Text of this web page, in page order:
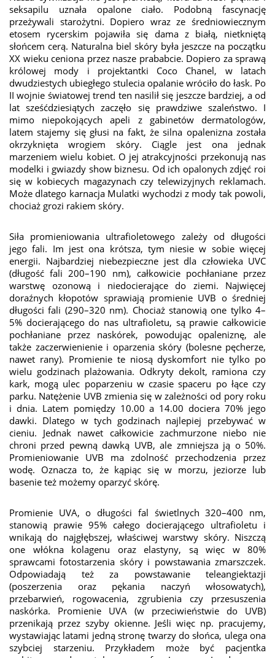
seksapilu uznała opalone ciało. Podobną fascynację
przeżywali starożytni. Dopiero wraz ze średniowiecznym
etosem rycerskim pojawiła się dama z białą, nietkniętą
słońcem cerą. Naturalna biel skóry była jeszcze na początku
XX wieku ceniona przez nasze prababcie. Dopiero za sprawą
królowej mody i projektantki Coco Chanel, w latach
dwudziestych ubiegłego stulecia opalanie wróciło do łask. Po
II wojnie światowej trend ten nasilił się jeszcze bardziej, a od
lat sześćdziesiątych zaczęło się prawdziwe szaleństwo. I
mimo niepokojących apeli z gabinetów dermatologów,
latem stajemy się głusi na fakt, że silna opalenizna została
okrzyknięta wrogiem skóry. Ciągle jest ona jednak
marzeniem wielu kobiet. O jej atrakcyjności przekonują nas
modelki i gwiazdy show biznesu. Od ich opalonych zdjęć roi
się w kobiecych magazynach czy telewizyjnych reklamach.
Może dlatego karnacja Mulatki wychodzi z mody tak powoli,
chociaż grozi rakiem skóry.
Siła promieniowania ultrafioletowego zależy od długości
jego fali. Im jest ona krótsza, tym niesie w sobie więcej
energii. Najbardziej niebezpieczne jest dla człowieka UVC
(długość fali 200–190 nm), całkowicie pochłaniane przez
warstwę ozonową i niedocierające do ziemi. Najwięcej
doraźnych kłopotów sprawiają promienie UVB o średniej
długości fali (290–320 nm). Chociaż stanowią one tylko 4–
5% docierającego do nas ultrafioletu, są prawie całkowicie
pochłaniane przez naskórek, powodując opaleniznę, ale
także zaczerwienienie i oparzenia skóry (bolesne pęcherze,
nawet rany). Promienie te niosą dyskomfort nie tylko po
wielu godzinach plażowania. Odkryty dekolt, ramiona czy
kark, mogą ulec poparzeniu w czasie spaceru po łące czy
parku. Natężenie UVB zmienia się w zależności od pory roku
i dnia. Latem pomiędzy 10.00 a 14.00 dociera 70% jego
dawki. Dlatego w tych godzinach najlepiej przebywać w
cieniu. Jednak nawet całkowicie zachmurzone niebo nie
chroni przed pewną dawką UVB, ale zmniejsza ją o 50%.
Promieniowanie UVB ma zdolność przechodzenia przez
wodę. Oznacza to, że kąpiąc się w morzu, jeziorze lub
basenie też możemy oparzyć skórę.
Promienie UVA, o długości fal świetlnych 320–400 nm,
stanowią prawie 95% całego docierającego ultrafioletu i
wnikają do najgłębszej, właściwej warstwy skóry. Niszczą
one włókna kolagenu oraz elastyny, są więc w 80%
sprawcami fotostarzenia skóry i powstawania zmarszczek.
Odpowiadają też za powstawanie teleangiektazji
(poszerzenia oraz pękania naczyń włosowatych),
przebarwień, rogowacenia, zgrubienia czy przesuszenia
naskórka. Promienie UVA (w przeciwieństwie do UVB)
przenikają przez szyby okienne. Jeśli więc np. pracujemy,
wystawiając latami jedną stronę twarzy do słońca, ulega ona
szybciej starzeniu. Przykładem może być pacjentka